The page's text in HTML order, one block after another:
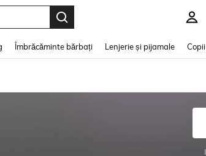
Îmbrăcăminte bărbați Lenjerie și pijamale Copii